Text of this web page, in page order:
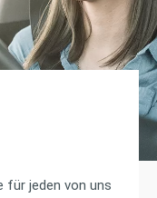
für jeden von uns